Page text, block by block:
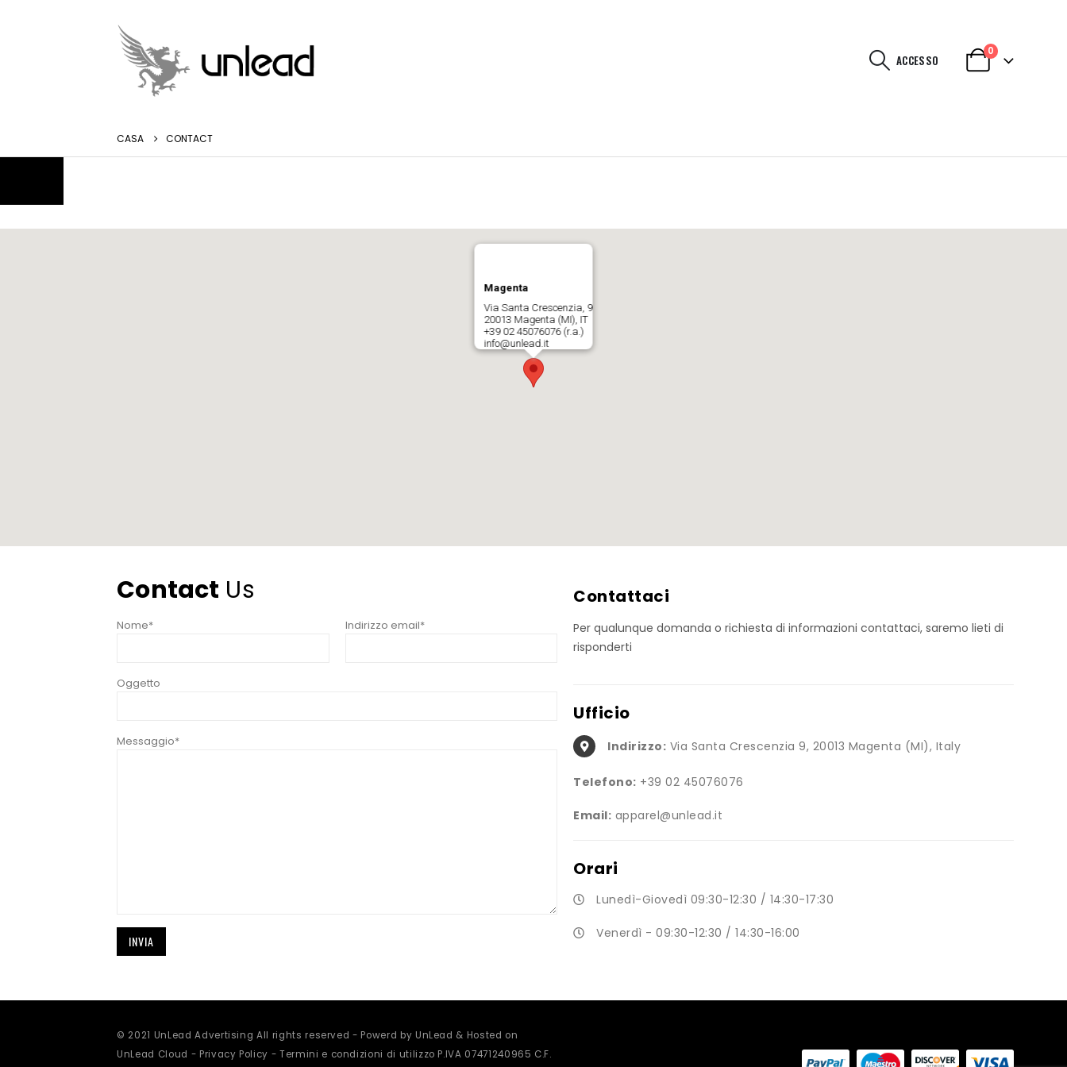
ACCESSO
0
CASA CONTACT
Magenta
Via Santa Crescenzia, 9
20013 Magenta (MI), IT
+39 02 45076076 (r.a.)
info@unlead.it
Contact Us
Nome* Indirizzo email*
Oggetto
Messaggio*
Contattaci
Per qualunque domanda o richiesta di informazioni contattaci, saremo lieti di
risponderti
Ufficio
Indirizzo: Via Santa Crescenzia 9, 20013 Magenta (MI), Italy
Telefono: +39 02 45076076
Email: apparel@unlead.it
Orari
Lunedì-Giovedì 09:30-12:30 / 14:30-17:30
Venerdì - 09:30-12:30 / 14:30-16:00
© 2021 UnLead Advertising All rights reserved - Powerd by UnLead & Hosted on
UnLead Cloud - Privacy Policy -Termini e condizioni di utilizzo P.IVA 07471240965 C.F.